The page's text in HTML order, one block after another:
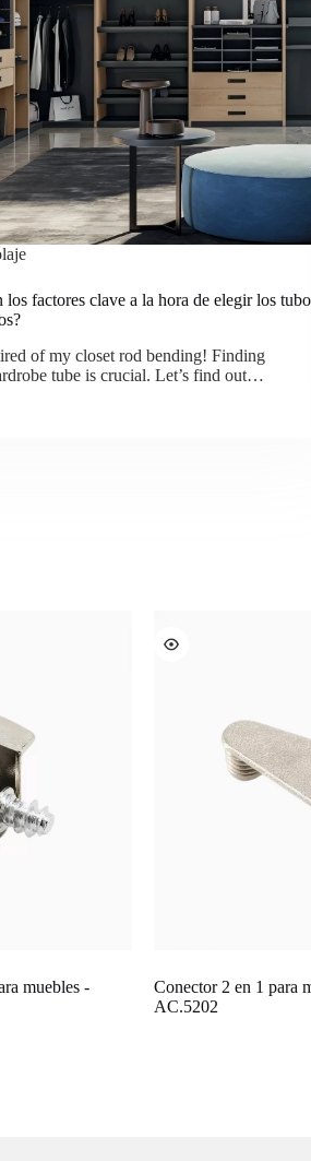
los factores clave a la hora de elegir los
of my closet rod bending! Finding
tube is crucial. Let’s find out…
muebles -
Conector 2 en 1 para
AC.5202